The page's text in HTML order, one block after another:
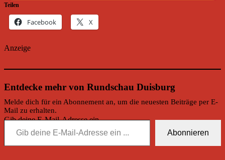
Teilen
Facebook X
Anzeige
Entdecke mehr von Rundschau Duisburg
Melde dich für ein Abonnement an, um die neuesten Beiträge per E-
Mail zu erhalten.
Gib deine E-Mail-Adresse ein ...
Abonnieren